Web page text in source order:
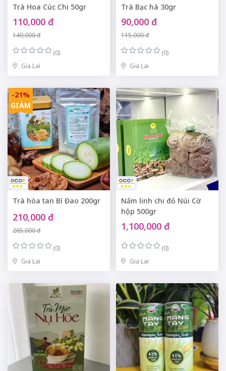
Trà Hoa Cúc Chi 50gr
110,000 đ
140,000 đ
(0)
Gia Lai
Trà Bạc hà 30gr
90,000 đ
115,000 đ
(0)
Gia Lai
-21%
GIẢM
Trà hòa tan Bí Đao 200gr
210,000 đ
265,000 đ
(0)
Gia Lai
Nấm linh chi đỏ Núi Cờ
hộp 500gr
1,100,000 đ
(0)
Gia Lai